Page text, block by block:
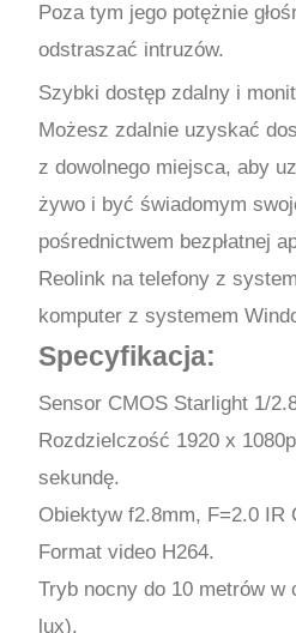
Poza tym jego potężnie
odstraszać intruzów.
Szybki dostęp zdalny i
Możesz zdalnie uzyskać
z dowolnego miejsca, aby
żywo i być świadomym
pośrednictwem bezpłatnej
Reolink na telefony z
komputer z systemem
Specyfikacja:
Sensor CMOS Starlight 1/
Rozdzielczość 1920 x
sekundę.
Obiektyw f2.8mm, F=2.0 IR
Format video H264.
Tryb nocny do 10 metrów w
lux).